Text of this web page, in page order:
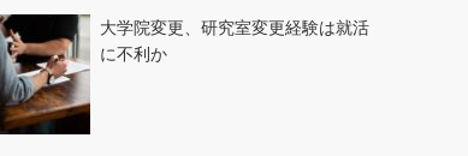
大学院変更、研究室変更経験は就活
に不利か